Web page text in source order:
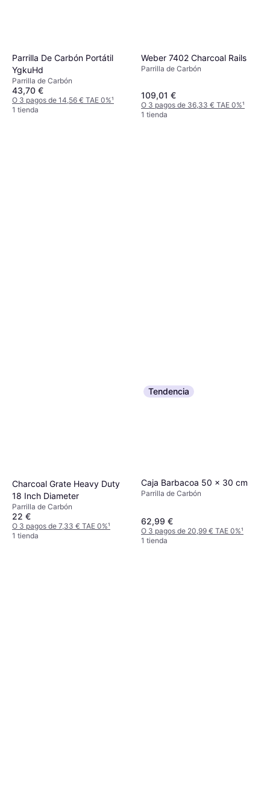
Parrilla De Carbón Portátil
YgkuHd
Parrilla de Carbón
43,70 €
O 3 pagos de 14,56 € TAE 0%¹
1 tienda
Weber 7402 Charcoal Rails
Parrilla de Carbón
109,01 €
O 3 pagos de 36,33 € TAE 0%¹
1 tienda
Charcoal Grate Heavy Duty
18 Inch Diameter
Parrilla de Carbón
22 €
O 3 pagos de 7,33 € TAE 0%¹
1 tienda
Tendencia
Caja Barbacoa 50 x 30 cm
Parrilla de Carbón
62,99 €
O 3 pagos de 20,99 € TAE 0%¹
1 tienda